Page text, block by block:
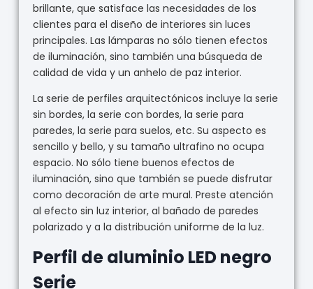
brillante, que satisface las necesidades de los
clientes para el diseño de interiores sin luces
principales. Las lámparas no sólo tienen efectos
de iluminación, sino también una búsqueda de
calidad de vida y un anhelo de paz interior.
La serie de perfiles arquitectónicos incluye la serie
sin bordes, la serie con bordes, la serie para
paredes, la serie para suelos, etc. Su aspecto es
sencillo y bello, y su tamaño ultrafino no ocupa
espacio. No sólo tiene buenos efectos de
iluminación, sino que también se puede disfrutar
como decoración de arte mural. Preste atención
al efecto sin luz interior, al bañado de paredes
polarizado y a la distribución uniforme de la luz.
Perfil de aluminio LED negro
Serie